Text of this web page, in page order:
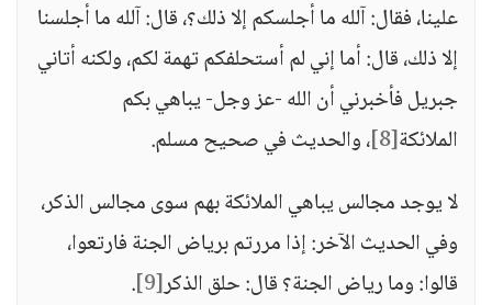
علينا، فقال: آلله ما أجلسكم إلا ذلك؟، قال: آلله ما أجلسنا
إلا ذلك، قال: أما إني لم أستحلفكم تهمة لكم، ولكنه أتاني
جبريل فأخبرني أن الله -عز وجل- يباهي بكم
الملائكة[8] ، والحديث في صحيح مسلم.
لا يوجد مجالس يباهي الملائكة بهم سوى مجالس الذكر،
وفي الحديث الآخر: إذا مررتم برياض الجنة فارتعوا،
قالوا: وما رياض الجنة؟ قال: حلق الذكر[9]
.